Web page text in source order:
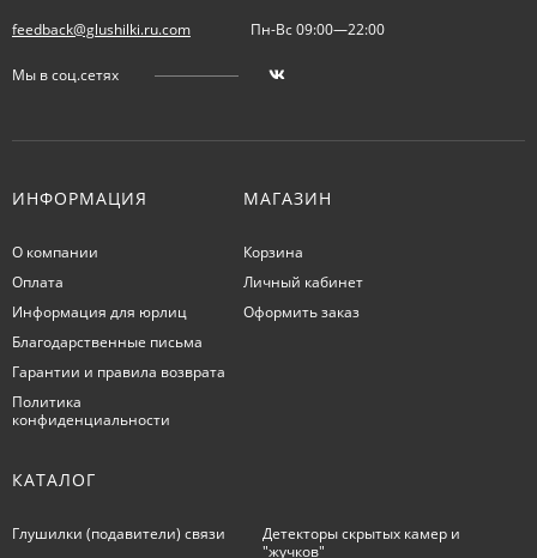
feedback@glushilki.ru.com Пн-Вс 09:00—22:00
Мы в соц.сетях
ИНФОРМАЦИЯ
О компании
Оплата
Информация для юрлиц
Благодарственные письма
Гарантии и правила возврата
Политика
конфиденциальности
МАГАЗИН
Корзина
Личный кабинет
Оформить заказ
КАТАЛОГ
Глушилки (подавители) связи
Детекторы скрытых камер и
"жучков"